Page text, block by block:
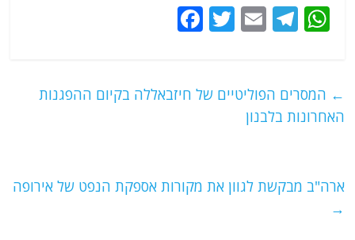
W
s
A
T
g
ra
E
l
T
er
e
k
← המסרים הפוליטיים של חיזבאללה בקיום ההפגנות
האחרונות בלבנון
ארה"ב מבקשת לגוון את מקורות אספקת הנפט של אירופה
→